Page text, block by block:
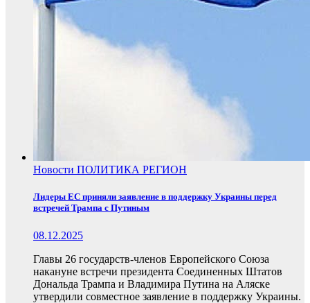
Новости ПОЛИТИКА РЕГИОН
Лидеры ЕС приняли заявление в поддержку Украины перед
встречей Трампа с Путиным
08.12.2025
Главы 26 государств-членов Европейского Союза
накануне встречи президента Соединенных Штатов
Дональда Трампа и Владимира Путина на Аляске
утвердили совместное заявление в поддержку Украины.